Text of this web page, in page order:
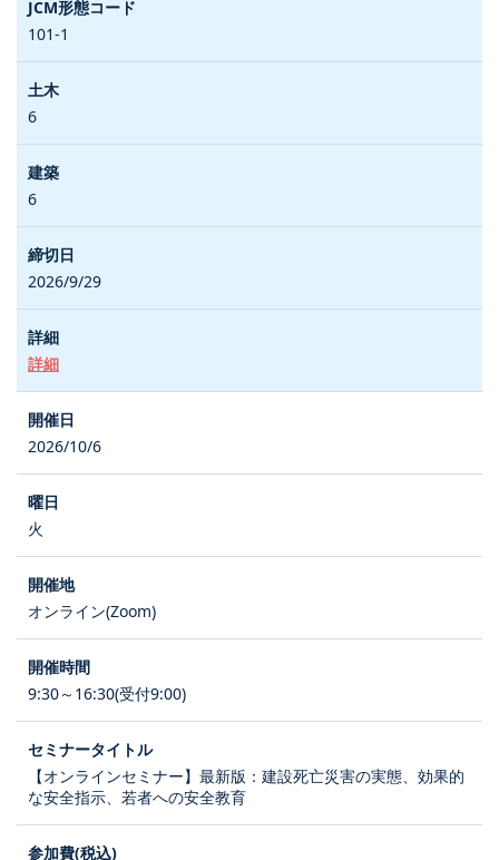
101-1
6
6
2026/9/29
詳細
2026/10/6
火
オンライン(Zoom)
9:30～16:30(受付9:00)
【オンラインセミナー】最新版：建設死亡災害の実態、効果的
な安全指示、若者への安全教育